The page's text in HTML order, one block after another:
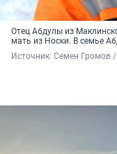
Отец Абдулы из
мать из Носки. В семье
Источник: Семен Громов /